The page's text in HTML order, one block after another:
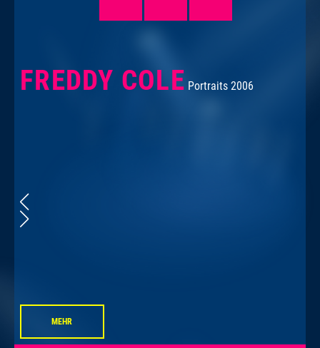
FREDDY COLE Portraits 2006
MEHR